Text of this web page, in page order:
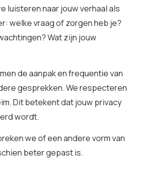
luisteren naar jouw verhaal als
welke vraag of zorgen heb je?
Wat zijn jouw
de aanpak en frequentie van
gesprekken. We respecteren
Dit betekent dat jouw privacy
wordt.
we of een andere vorm van
beter gepast is.